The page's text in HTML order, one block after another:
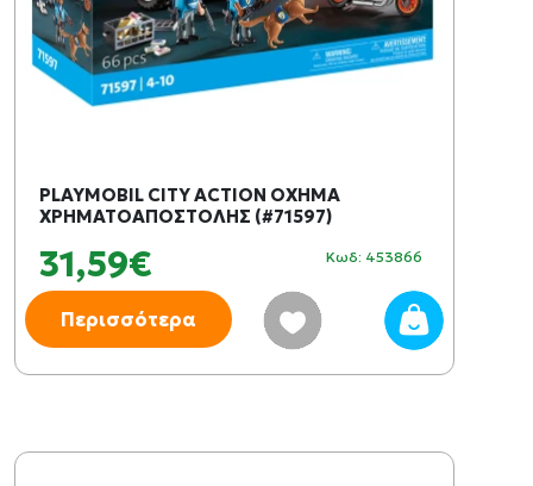
PLAYMOBIL CITY ACTION ΌΧΗΜΑ
ΧΡΗΜΑΤΟΑΠΟΣΤΟΛΗΣ (#71597)
31,59€ Κωδ: 453866
Περισσότερα